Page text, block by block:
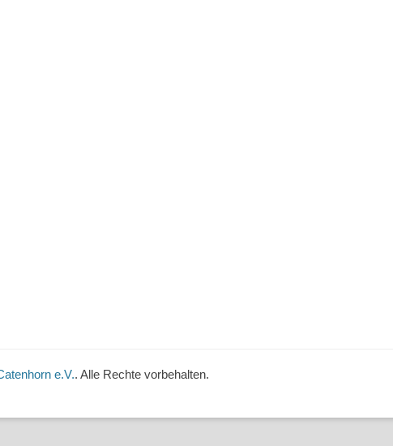
e.V.. Alle Rechte vorbehalten.